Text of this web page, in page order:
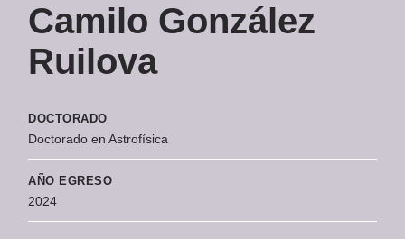
Camilo González
Ruilova
DOCTORADO
Doctorado en Astrofísica
AÑO EGRESO
2024